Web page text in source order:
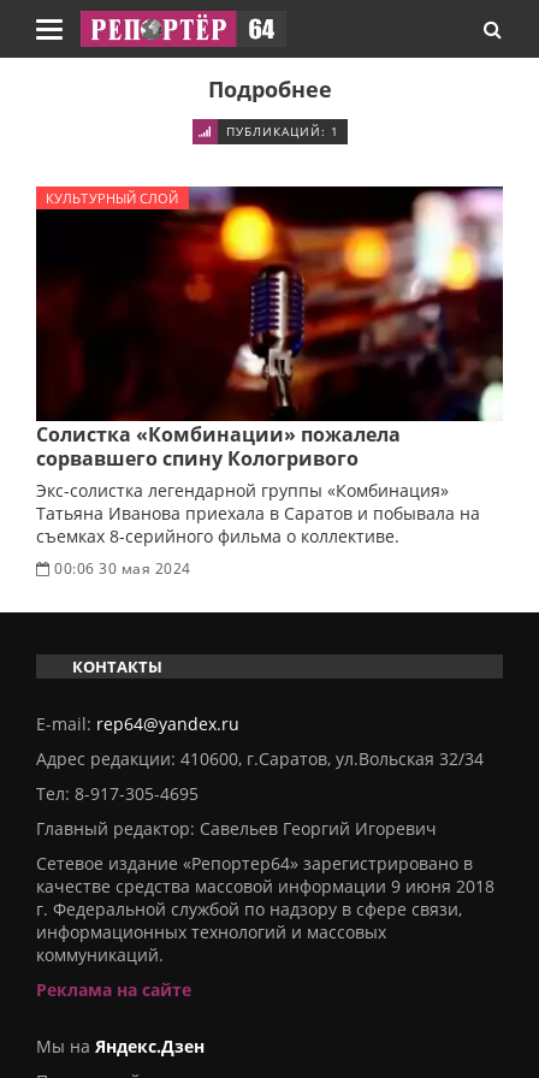
Навигация
Подробнее
ПУБЛИКАЦИЙ: 1
КУЛЬТУРНЫЙ СЛОЙ
Солистка «Комбинации» пожалела
сорвавшего спину Кологривого
Экс-солистка легендарной группы «Комбинация»
Татьяна Иванова приехала в Саратов и побывала на
съемках 8-серийного фильма о коллективе.
00:06 30 мая 2024
КОНТАКТЫ
E-mail: rep64@yandex.ru
Адрес редакции: 410600, г.Саратов, ул.Вольская 32/34
Тел: 8-917-305-4695
Главный редактор: Савельев Георгий Игоревич
Сетевое издание «Репортер64» зарегистрировано в
качестве средства массовой информации 9 июня 2018
г. Федеральной службой по надзору в сфере связи,
информационных технологий и массовых
коммуникаций.
Реклама на сайте
Мы на Яндекс.Дзен